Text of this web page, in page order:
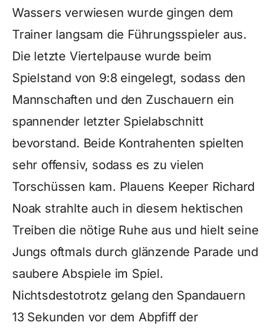
Wassers verwiesen wurde gingen dem
Trainer langsam die Führungsspieler aus.
Die letzte Viertelpause wurde beim
Spielstand von 9:8 eingelegt, sodass den
Mannschaften und den Zuschauern ein
spannender letzter Spielabschnitt
bevorstand. Beide Kontrahenten spielten
sehr offensiv, sodass es zu vielen
Torschüssen kam. Plauens Keeper Richard
Noak strahlte auch in diesem hektischen
Treiben die nötige Ruhe aus und hielt seine
Jungs oftmals durch glänzende Parade und
saubere Abspiele im Spiel.
Nichtsdestotrotz gelang den Spandauern
13 Sekunden vor dem Abpfiff der